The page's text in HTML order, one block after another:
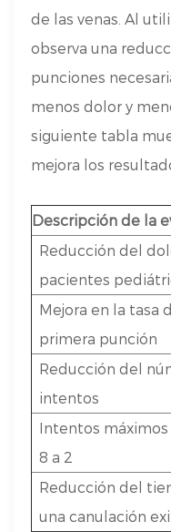
de las venas. Al
observa una
punciones
menos dolor y
siguiente tabla
mejora los
Descripción de la
Reducción del
pacientes
Mejora en la tasa
primera punción
Reducción del
intentos
Intentos
8 a 2
Reducción del
una canulación